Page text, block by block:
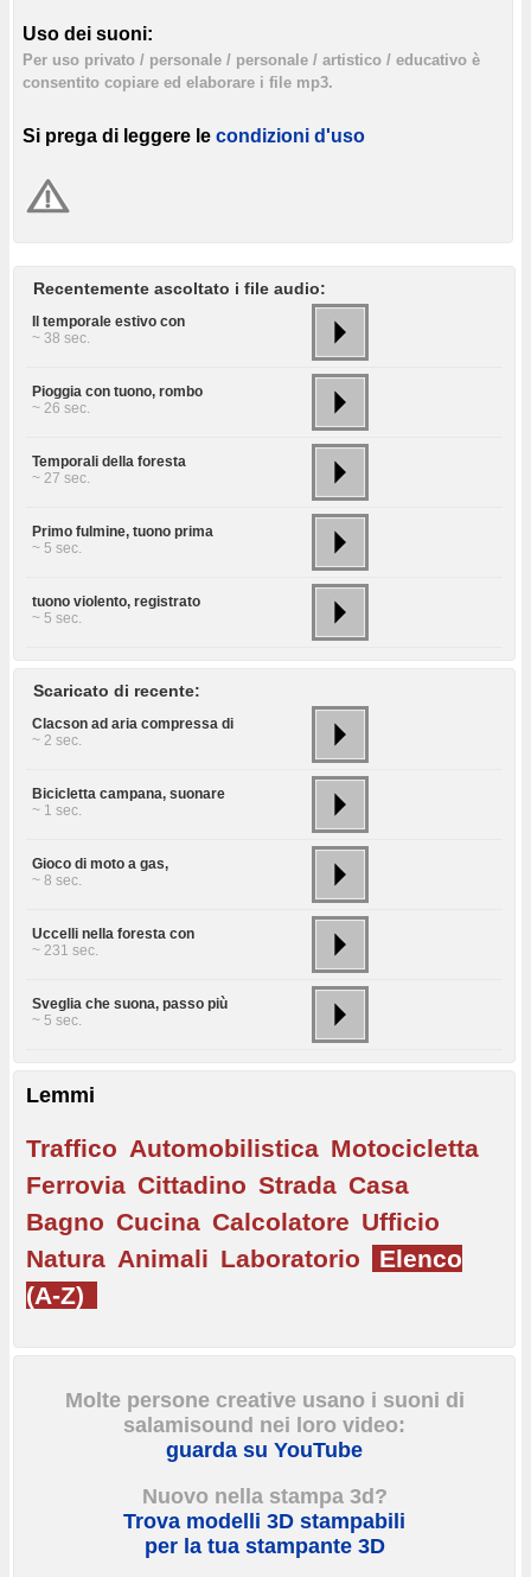
Uso dei suoni:
Per uso privato / personale / personale / artistico / educativo è
consentito copiare ed elaborare i file mp3.
Si prega di leggere le condizioni d'uso
Recentemente ascoltato i file audio:
Il temporale estivo con
~ 38 sec.
Pioggia con tuono, rombo
~ 26 sec.
Temporali della foresta
~ 27 sec.
Primo fulmine, tuono prima
~ 5 sec.
tuono violento, registrato
~ 5 sec.
Scaricato di recente:
Clacson ad aria compressa di
~ 2 sec.
Bicicletta campana, suonare
~ 1 sec.
Gioco di moto a gas,
~ 8 sec.
Uccelli nella foresta con
~ 231 sec.
Sveglia che suona, passo più
~ 5 sec.
Lemmi
Traffico Automobilistica Motocicletta
Ferrovia Cittadino Strada Casa
Bagno Cucina Calcolatore Ufficio
Natura Animali Laboratorio
Elenco
(A-Z)
Molte persone creative usano i suoni di
salamisound nei loro video:
guarda su YouTube
Nuovo nella stampa 3d?
Trova modelli 3D stampabili
per la tua stampante 3D